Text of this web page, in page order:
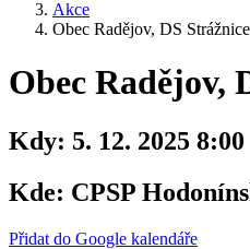
Akce
Obec Radějov, DS Strážnice
Obec Radějov,
Kdy: 5. 12. 2025 8:00
Kde: CPSP
Přidat do Google kalendáře